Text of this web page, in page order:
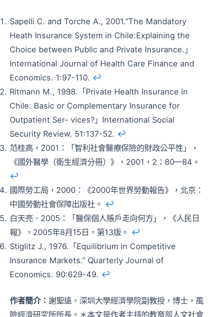
Sapelli C. and Torche A., 2001.”The Mandatory
Heath Insurance System in Chile:Explaining the
Choice between Public and Private Insurance.」
International Journal of Health Care Finance and
Economics. 1:97-110. ↩︎
Ritmann M., 1998.「Private Health Insurance in
Chile: Basic or Complementary Insurance for
Outpatient Ser- vices?」International Social
Security Review. 51:137-52. ↩︎
范桂高，2001：「智利社會醫療保險的財政公平性」，
《國外醫學（衛生經濟分冊）》，2001，2：80—84。
↩︎
國際勞工局，2000：《2000年世界勞動報告》，北京：
中國勞動社會保障出版社。 ↩︎
白天亮．2005：「醫保個人賬戶走向何方」，《人民日
報》，2005年8月15日，第13版。 ↩︎
Stiglitz J., 1976.「Equilibrium in Competitive
Insurance Markets.” Quarterly Journal of
Economics. 90:629-49. ↩︎
作者簡介： 謝聖遠，深圳大學經濟學院副教授，博士，風
險經濟研究所所長。＊本文是作者主持的教育部人文社會